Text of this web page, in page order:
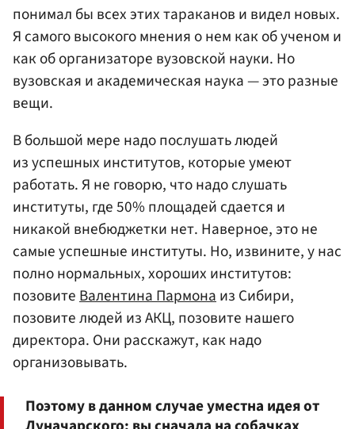
понимал бы всех этих тараканов и видел новых.
Я самого высокого мнения о нем как об ученом и
как об организаторе вузовской науки. Но
вузовская и академическая наука — это разные
вещи.
В большой мере надо послушать людей
из успешных институтов, которые умеют
работать. Я не говорю, что надо слушать
институты, где 50% площадей сдается и
никакой внебюджетки нет. Наверное, это не
самые успешные институты. Но, извините, у нас
полно нормальных, хороших институтов:
позовитеВалентина Пармонаиз Сибири,
позовите людей из АКЦ, позовите нашего
директора. Они расскажут, как надо
организовывать.
Поэтому в данном случае уместна идея от